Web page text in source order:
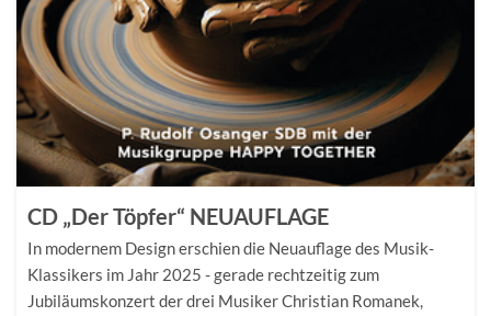
CD „Der Töpfer“ NEUAUFLAGE
In modernem Design erschien die Neuauflage des Musik-
Klassikers im Jahr 2025 - gerade rechtzeitig zum
Jubiläumskonzert der drei Musiker Christian Romanek,